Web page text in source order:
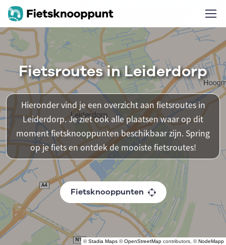
©Stadia Maps ©OpenStreetMap contributors, ©NodeMapp
Fietsroutes in Leiderdorp
Hieronder vind je een overzicht aan fietsroutes in
Leiderdorp. Je ziet ook alle plaatsen waar op dit
moment fietsknooppunten beschikbaar zijn. Spring
op je fiets en ontdek de mooiste fietsroutes!
Fietsknooppunten